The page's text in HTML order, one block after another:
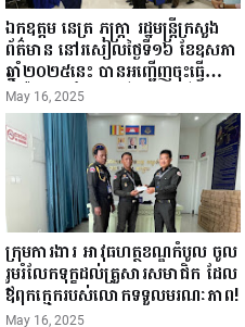
ឯកឧត្តម នេត្រ ភក្ត្រា រដ្ឋមន្ត្រីក្រសួង
ព័ត៌មាន នៅរសៀលថ្ងៃទី១៦ ខែឧសភា
ឆ្នាំ២០២៥នេះ បានអញ្ជើញចុះធ្វើ
ជំរឿនថ្នាក់ដឹកនាំមន្ត្រីរាជការស៉ីវិល នៃ
ក្រសួងព័ត៌មាន...
May 16, 2025
ក្រុមការងារ អាវុធហត្ថខណ្ឌកំបូល ចូល
រួមរំលែកទុក្ខដល់គ្រួសារសមាជិក ដែល
ឪពុកក្មេករបស់លោកទទួលមរណៈភាព!
May 16, 2025